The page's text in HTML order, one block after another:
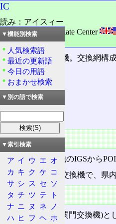
IC
読み：アイスィー
外語：IC: Intermediate Center
品詞：名詞
区域内中継交換機。交換網構
目次
概要
特徴
概要
POI、あるいは他のIGSから
地域会社が持つ交換機で、県
特徴
IGS(相互接続用関門交換機)
▼機能別検索
人気検索語
最近の更新語
今日の用語
おまかせ検索
▼別の語で検索
▼索引検索
ア イ ウ エ オ
カ キ ク ケ コ
サ シ ス セ ソ
タ チ ツ テ
ト
ナ ニ ヌ ネ
ノ
ハ ヒ フ ヘ ホ